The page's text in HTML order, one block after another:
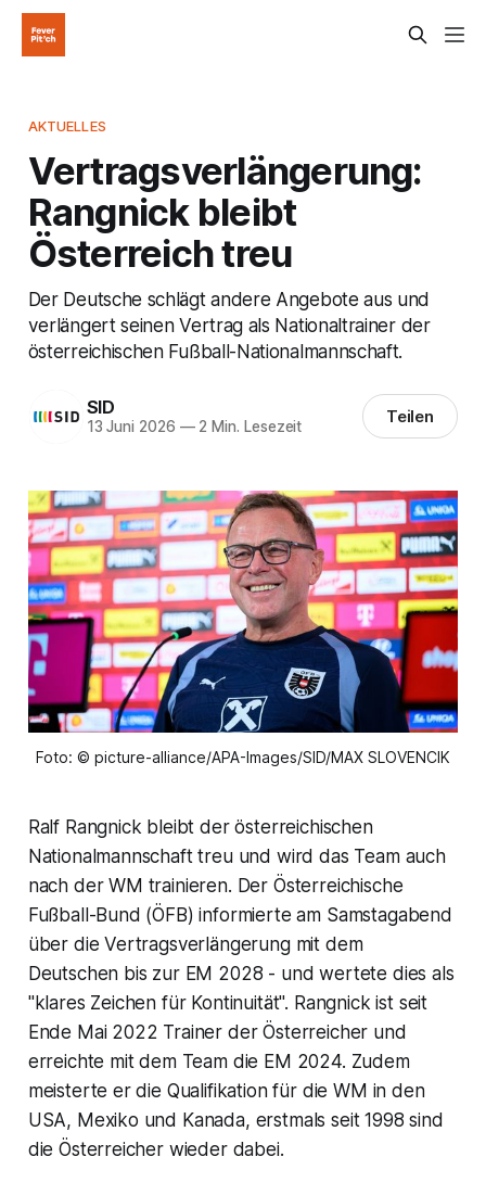
AKTUELLES
Vertragsverlängerung:
Rangnick bleibt
Österreich treu
Der Deutsche schlägt andere Angebote aus und
verlängert seinen Vertrag als Nationaltrainer der
österreichischen Fußball-Nationalmannschaft.
SID
13 Juni 2026 —2 Min. Lesezeit Teilen
Foto: © picture-alliance/APA-Images/SID/MAX SLOVENCIK
Ralf Rangnick bleibt der österreichischen
Nationalmannschaft treu und wird das Team auch
nach der WM trainieren. Der Österreichische
Fußball-Bund (ÖFB) informierte am Samstagabend
über die Vertragsverlängerung mit dem
Deutschen bis zur EM 2028 - und wertete dies als
"klares Zeichen für Kontinuität". Rangnick ist seit
Ende Mai 2022 Trainer der Österreicher und
erreichte mit dem Team die EM 2024. Zudem
meisterte er die Qualifikation für die WM in den
USA, Mexiko und Kanada, erstmals seit 1998 sind
die Österreicher wieder dabei.